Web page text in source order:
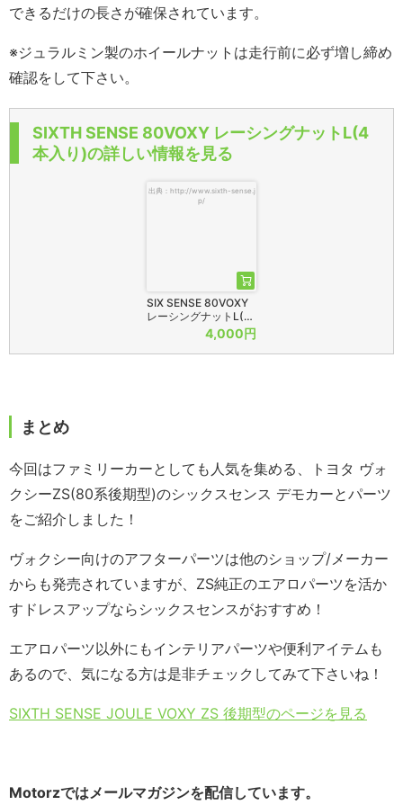
できるだけの長さが確保されています。
※ジュラルミン製のホイールナットは走行前に必ず増し締め
確認をして下さい。
SIXTH SENSE 80VOXY レーシングナットL(4
本入り)の詳しい情報を見る
出典：http://www.sixth-sense.j
p/
SIX SENSE 80VOXY
レーシングナットL(…
4,000円
まとめ
今回はファミリーカーとしても人気を集める、トヨタ ヴォ
クシーZS(80系後期型)のシックスセンス デモカーとパーツ
をご紹介しました！
ヴォクシー向けのアフターパーツは他のショップ/メーカー
からも発売されていますが、ZS純正のエアロパーツを活か
すドレスアップならシックスセンスがおすすめ！
エアロパーツ以外にもインテリアパーツや便利アイテムも
あるので、気になる方は是非チェックしてみて下さいね！
SIXTH SENSE JOULE VOXY ZS 後期型のページを見る
Motorzではメールマガジンを配信しています。